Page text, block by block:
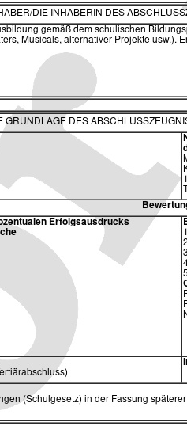
DIE INHABERIN DES
gemäß dem schulischen
Musicals, alternativer Projekte
GRUNDLAGE DES
Erfolgsausdrucks
(Schulgesetz) in der Fassung